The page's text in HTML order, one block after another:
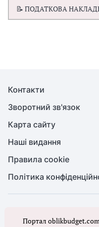
📝 ПОДАТКОВА
Контакти
Зворотний зв'язок
Карта сайту
Наші видання
Правила cookie
Політика
Повне або часткове
Портал